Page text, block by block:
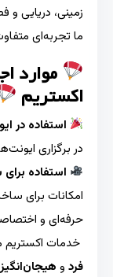
زمینی، دریایی
ما تجربه‌ای
موارد
اکستریم
استفاده در
در برگزاری
استفاده
امکانات برای
حرفه‌ای و
خدمات اکستریم
فردو هیجان‌انگیز